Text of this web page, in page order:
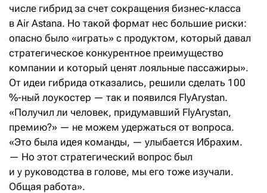
числе гибрид за счет сокращения бизнес-класса
в Air Astana. Но такой формат нес большие риски:
опасно было «играть» с продуктом, который давал
стратегическое конкурентное преимущество
компании и который ценят лояльные пассажиры».
От идеи гибрида отказались, решили сделать 100
%-ный лоукостер — так и появился FlyArystan.
«Получил ли человек, придумавший FlyArystan,
премию?» — не можем удержаться от вопроса.
«Это была идея команды, — улыбается Ибрахим.
— Но этот стратегический вопрос был
и у руководства в голове, мы его тоже изучали.
Общая работа».